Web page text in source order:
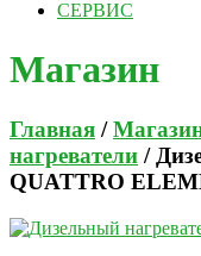
СЕРВИС
Магазин
Главная /
нагреватели /
QUATTRO